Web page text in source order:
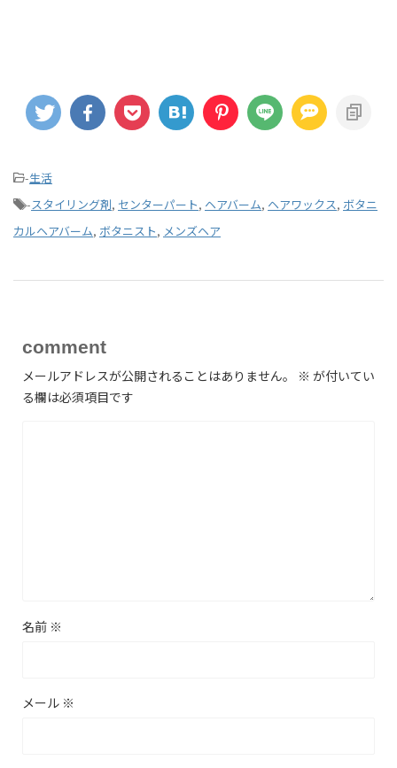
-生活
-スタイリング剤, センターパート, ヘアバーム, ヘアワックス, ボタニ
カルヘアバーム, ボタニスト, メンズヘア
comment
メールアドレスが公開されることはありません。 ※ が付いてい
る欄は必須項目です
名前 ※
メール ※